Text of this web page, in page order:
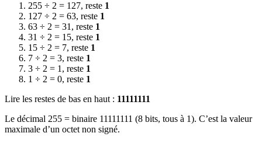
255 ÷ 2 = 127, reste 1
127 ÷ 2 = 63, reste 1
63 ÷ 2 = 31, reste 1
31 ÷ 2 = 15, reste 1
15 ÷ 2 = 7, reste 1
7 ÷ 2 = 3, reste 1
3 ÷ 2 = 1, reste 1
1 ÷ 2 = 0, reste 1
Lire les restes de bas en haut : 11111111
Le décimal 255 = binaire 11111111 (8 bits, tous à 1). C’est la valeur
maximale d’un octet non signé.